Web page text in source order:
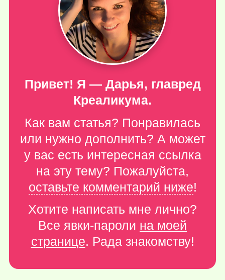
Привет! Я — Дарья, главред
Креаликума.
Как вам статья? Понравилась
или нужно дополнить? А может
у вас есть интересная ссылка
на эту тему? Пожалуйста,
оставьте комментарий ниже!
Хотите написать мне лично?
Все явки-пароли на моей
странице. Рада знакомству!